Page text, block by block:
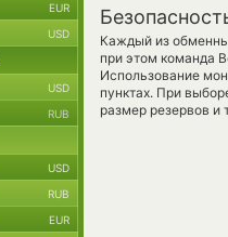
Каждый из
при этом команда
Использование
пунктах. При
размер резервов и
EUR
USD
USD
RUB
USD
RUB
EUR